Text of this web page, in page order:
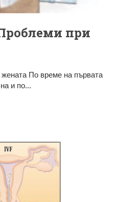
при
По време на първата
и по...